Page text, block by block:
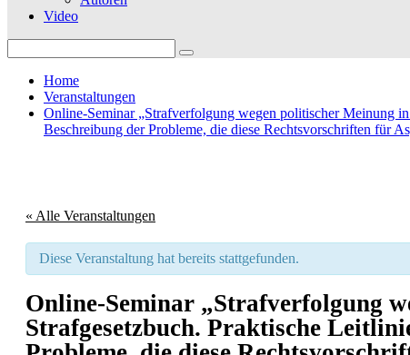
Video
for:
Home
Veranstaltungen
Online-Seminar „Strafverfolgung wegen politischer Meinung
Beschreibung der Probleme, die diese Rechtsvorschriften für
« Alle Veranstaltungen
Diese Veranstaltung hat bereits stattgefunden.
Online-Seminar „Strafverfolgung
Strafgesetzbuch. Praktische